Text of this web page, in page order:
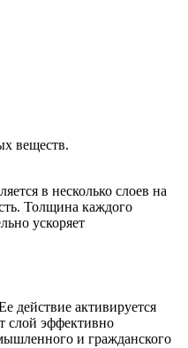
веществ.
в несколько слоев на
Толщина каждого
ускоряет
действие активируется
слой эффективно
и гражданского